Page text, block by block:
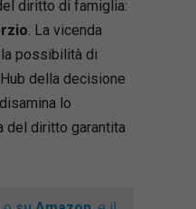
indicazioni di
sino al
diritto di famiglia:
. La vicenda
possibilità di
della decisione
lo
del diritto garantita